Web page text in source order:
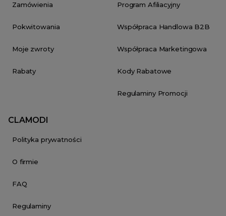
Zamówienia
Pokwitowania
Moje zwroty
Rabaty
Program Afiliacyjny
Współpraca Handlowa B2B
Współpraca Marketingowa
Kody Rabatowe
Regulaminy Promocji
CLAMODI
Polityka prywatności
O firmie
FAQ
Regulaminy